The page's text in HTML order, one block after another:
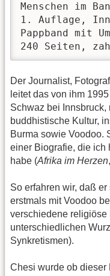
Menschen im
1. Auflage,
Pappband mit
240 Seiten,
Der Journalist,
leitet das von ihm
Schwaz bei
buddhistische Kultur,
Burma sowie Voodoo.
einer Biografie, die ich
habe (Afrika im Herzen
So erfahren wir, daß
erstmals mit Voodoo
verschiedene
unterschiedlichen
Synkretismen).
Chesi wurde ob dieser